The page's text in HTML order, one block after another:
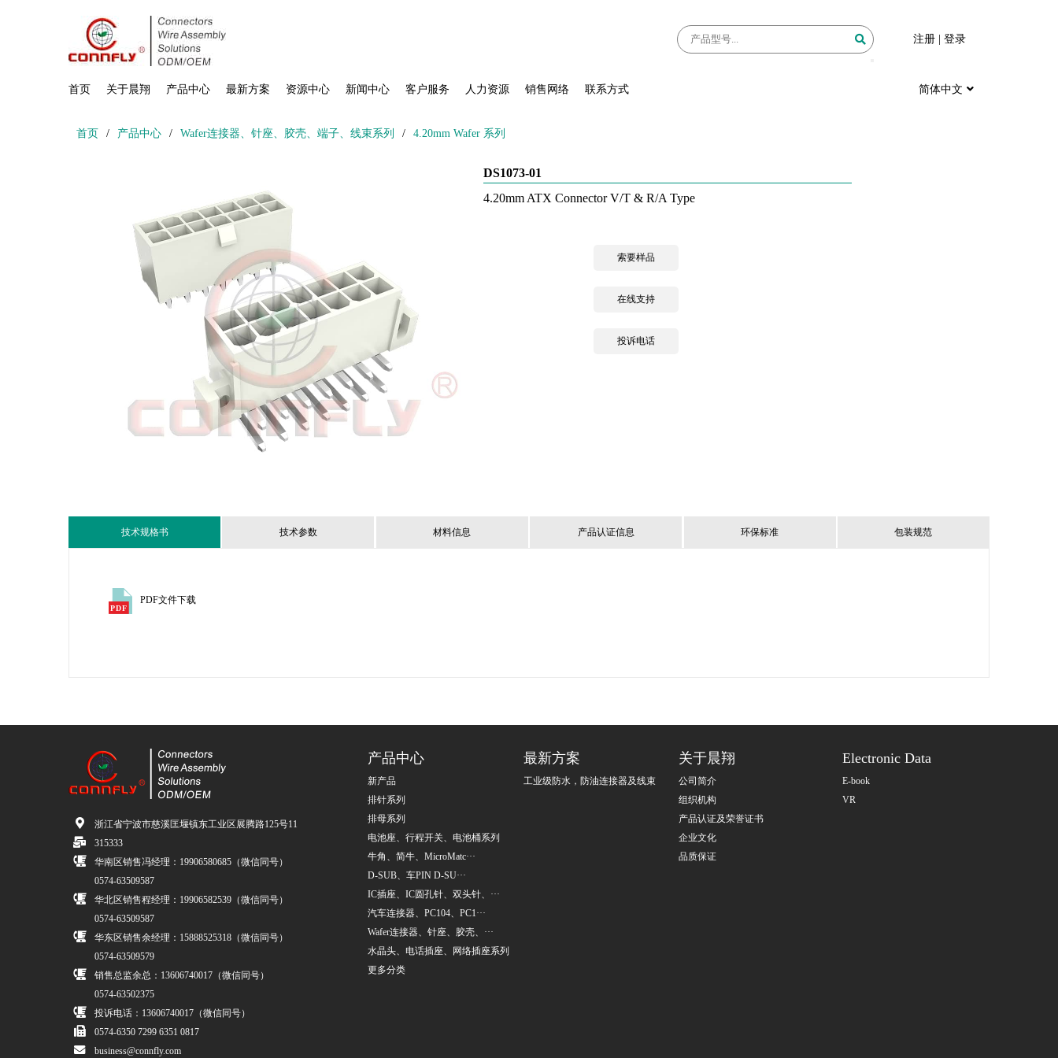
注册 登录
首页 关于晨翔 产品中心 最新方案 资源中心 新闻中心 客户服务 人力资源 销售网络 联系方式 简体中文
首页 / 产品中心 / Wafer连接器、针座、胶壳、端子、线束系列 / 4.20mm Wafer 系列
DS1073-01
4.20mm ATX Connector V/T & R/A Type
索要样品
在线支持
投诉电话
技术规格书 技术参数 材料信息 产品认证信息 环保标准 包装规范
PDF文件下载
浙江省宁波市慈溪匡堰镇东工业区展腾路125号11
315333
华南区销售冯经理：19906580685（微信同号）
0574-63509587
华北区销售程经理：19906582539（微信同号）
0574-63509587
华东区销售余经理：15888525318（微信同号）
0574-63509579
销售总监余总：13606740017（微信同号）
0574-63502375
投诉电话：13606740017（微信同号）
0574-6350 7299 6351 0817
business@connfly.com
产品中心
新产品
排针系列
排母系列
电池座、行程开关、电池桶系列
牛角、简牛、MicroMatc···
D-SUB、车PIN D-SU···
IC插座、IC圆孔针、双头针、···
汽车连接器、PC104、PC1···
Wafer连接器、针座、胶壳、···
水晶头、电话插座、网络插座系列
更多分类
最新方案
工业级防水，防油连接器及线束
关于晨翔
公司简介
组织机构
产品认证及荣誉证书
企业文化
品质保证
Electronic Data
E-book
VR